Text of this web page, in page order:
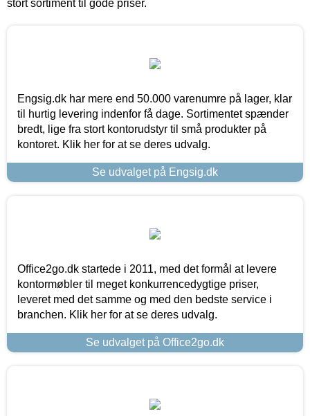
stort sortiment til gode priser.
Engsig.dk har mere end 50.000 varenumre på lager, klar
til hurtig levering indenfor få dage. Sortimentet spænder
bredt, lige fra stort kontorudstyr til små produkter på
kontoret. Klik her for at se deres udvalg.
Se udvalget på Engsig.dk
Office2go.dk startede i 2011, med det formål at levere
kontormøbler til meget konkurrencedygtige priser,
leveret med det samme og med den bedste service i
branchen. Klik her for at se deres udvalg.
Se udvalget på Office2go.dk